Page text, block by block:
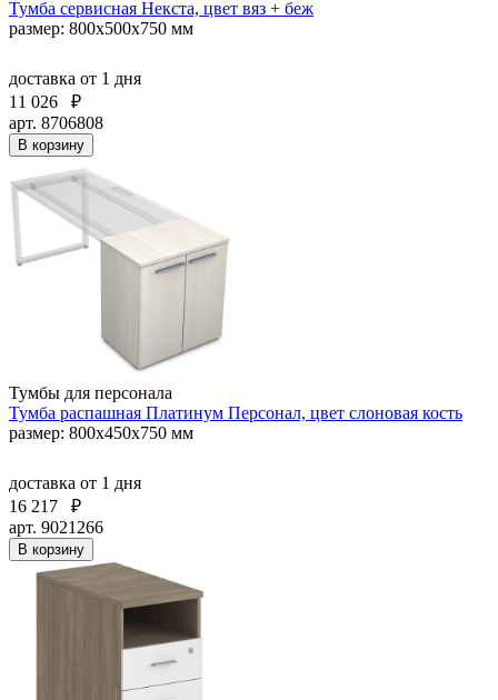
Тумба сервисная Некста, цвет вяз + беж
размер: 800x500x750 мм
доставка от 1 дня
11 026
₽
арт. 8706808
В корзину
Тумбы для персонала
Тумба распашная Платинум Персонал, цвет слоновая кость
размер: 800х450х750 мм
доставка от 1 дня
16 217
₽
арт. 9021266
В корзину